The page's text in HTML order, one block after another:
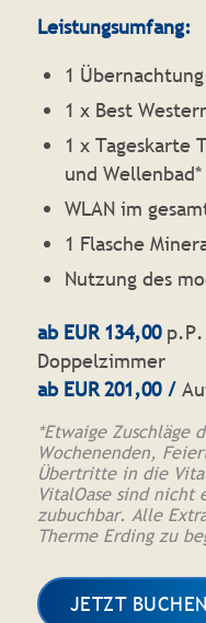
Leistungsumfang:
1 Übernachtung
1 x Best
1 x Tageskarte
und Wellenbad*
WLAN im
1 Flasche
Nutzung des
ab EUR 134,00
Doppelzimmer
ab EUR 201,00 /
*Etwaige Zuschläge
Wochenenden,
Übertritte in die
VitalOase sind
zubuchbar. Alle
Therme Erding zu
JETZT BUCHEN